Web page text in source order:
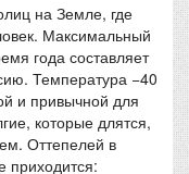
на Земле, где
Максимальный
года составляет
Температура −40
и привычной для
которые длятся,
Оттепелей в
приходится: